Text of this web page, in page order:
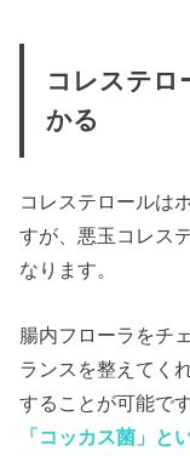
コレステロ
かる
コレステロールは
すが、悪玉コレス
なります。
腸内フローラをチ
ランスを整えてく
することが可能です
「コッカス菌」と